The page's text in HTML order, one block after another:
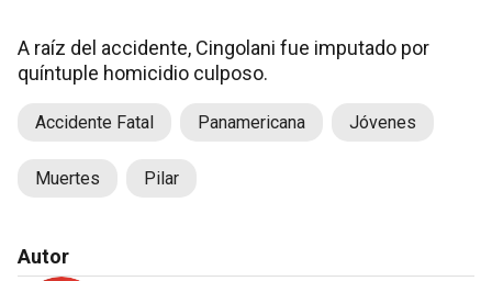
A raíz del accidente, Cingolani fue imputado por
quíntuple homicidio culposo.
Accidente Fatal Panamericana Jóvenes
Muertes Pilar
Autor